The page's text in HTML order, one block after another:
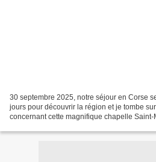
30 septembre 2025, notre séjour en Corse
jours pour découvrir la région et je tombe
concernant cette magnifique chapelle Saint-